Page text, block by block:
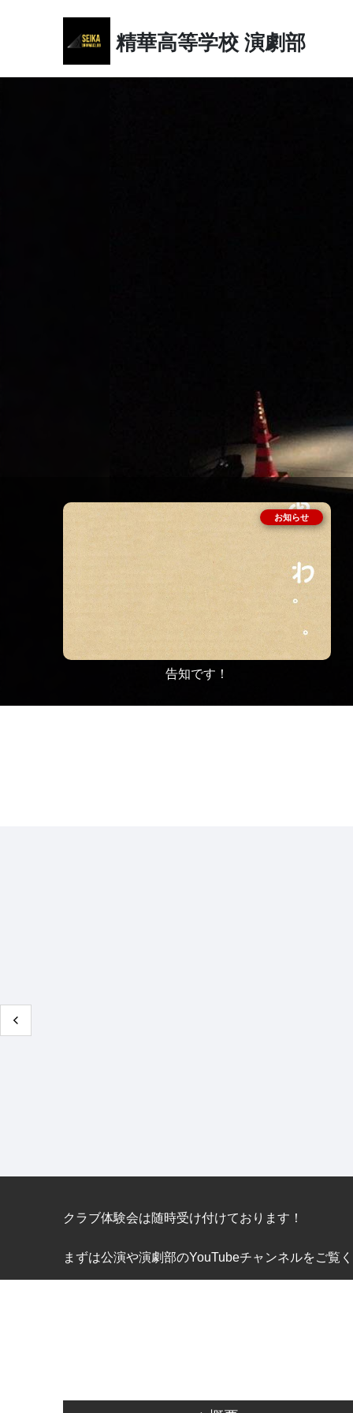
精華高等学校 演劇部
告知です！
クラブ体験会は随時受け付けております！
まずは公演や演劇部のYouTubeチャンネルをご覧